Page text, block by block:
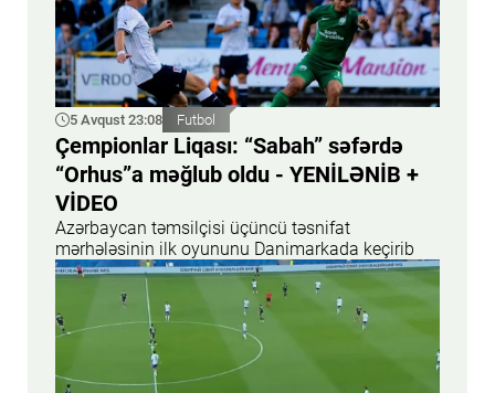
5 Avqust 23:08 Futbol
Çempionlar Liqası: “Sabah” səfərdə
“Orhus”a məğlub oldu - YENİLƏNİB +
VİDEO
Azərbaycan təmsilçisi üçüncü təsnifat
mərhələsinin ilk oyununu Danimarkada keçirib